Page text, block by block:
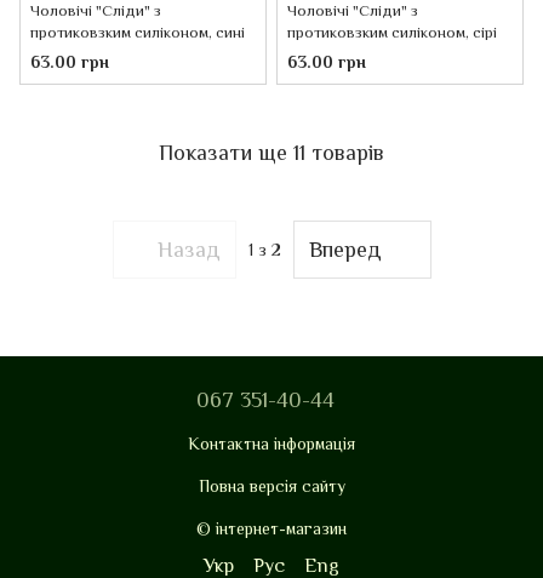
Чоловічі "Сліди" з
протиковзким силіконом, сині
63.00 грн
Чоловічі "Сліди" з
протиковзким силіконом, сірі
63.00 грн
Показати ще 11 товарів
Назад 1 з 2 Вперед
067 351-40-44
Контактна інформація
Повна версія сайту
© інтернет-магазин
Укр Рус Eng